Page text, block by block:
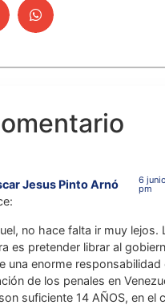
Jesus Pinto Arnó
6
pm
no hace falta ir muy lejos.
es pretender librar al
una enorme responsabilidad
de los penales en
suficiente 14 AÑOS, en el